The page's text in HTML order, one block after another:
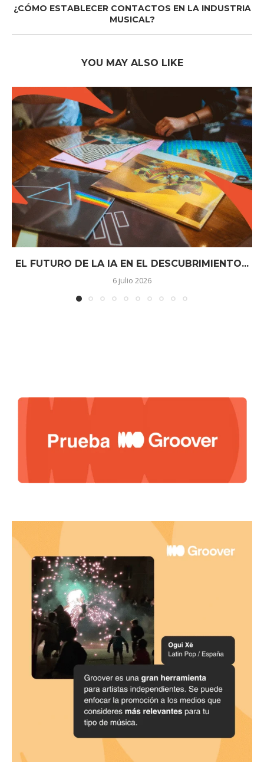
¿CÓMO ESTABLECER CONTACTOS EN LA INDUSTRIA
MUSICAL?
YOU MAY ALSO LIKE
EL FUTURO DE LA IA EN EL DESCUBRIMIENTO...
6 julio 2026